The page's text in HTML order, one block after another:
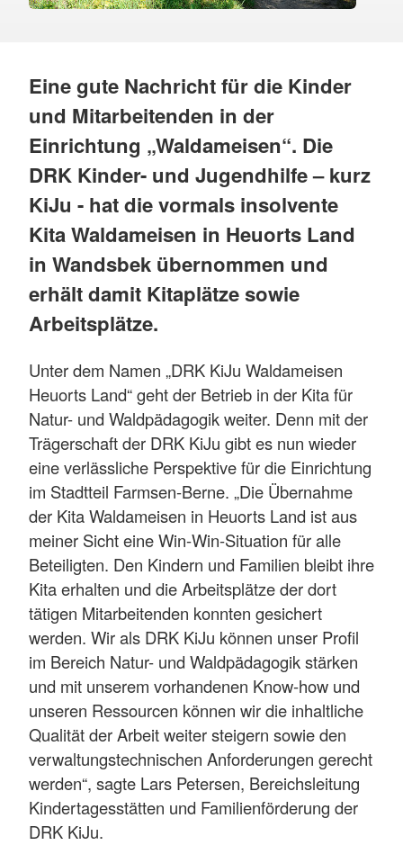
Eine gute Nachricht für die Kinder
und Mitarbeitenden in der
Einrichtung „Waldameisen“. Die
DRK Kinder- und Jugendhilfe – kurz
KiJu - hat die vormals insolvente
Kita Waldameisen in Heuorts Land
in Wandsbek übernommen und
erhält damit Kitaplätze sowie
Arbeitsplätze.
Unter dem Namen „DRK KiJu Waldameisen
Heuorts Land“ geht der Betrieb in der Kita für
Natur- und Waldpädagogik weiter. Denn mit der
Trägerschaft der DRK KiJu gibt es nun wieder
eine verlässliche Perspektive für die Einrichtung
im Stadtteil Farmsen-Berne. „Die Übernahme
der Kita Waldameisen in Heuorts Land ist aus
meiner Sicht eine Win-Win-Situation für alle
Beteiligten. Den Kindern und Familien bleibt ihre
Kita erhalten und die Arbeitsplätze der dort
tätigen Mitarbeitenden konnten gesichert
werden. Wir als DRK KiJu können unser Profil
im Bereich Natur- und Waldpädagogik stärken
und mit unserem vorhandenen Know-how und
unseren Ressourcen können wir die inhaltliche
Qualität der Arbeit weiter steigern sowie den
verwaltungstechnischen Anforderungen gerecht
werden“, sagte Lars Petersen, Bereichsleitung
Kindertagesstätten und Familienförderung der
DRK KiJu.